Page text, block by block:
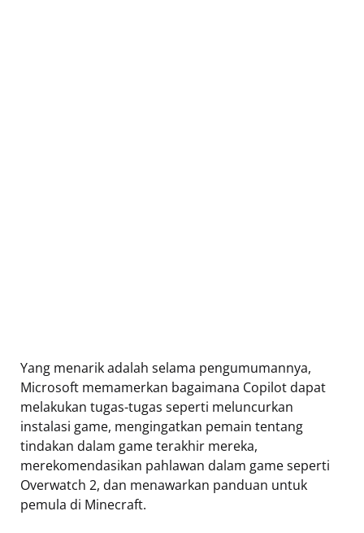
Yang menarik adalah selama pengumumannya,
Microsoft memamerkan bagaimana Copilot dapat
melakukan tugas-tugas seperti meluncurkan
instalasi game, mengingatkan pemain tentang
tindakan dalam game terakhir mereka,
merekomendasikan pahlawan dalam game seperti
Overwatch 2, dan menawarkan panduan untuk
pemula di Minecraft.